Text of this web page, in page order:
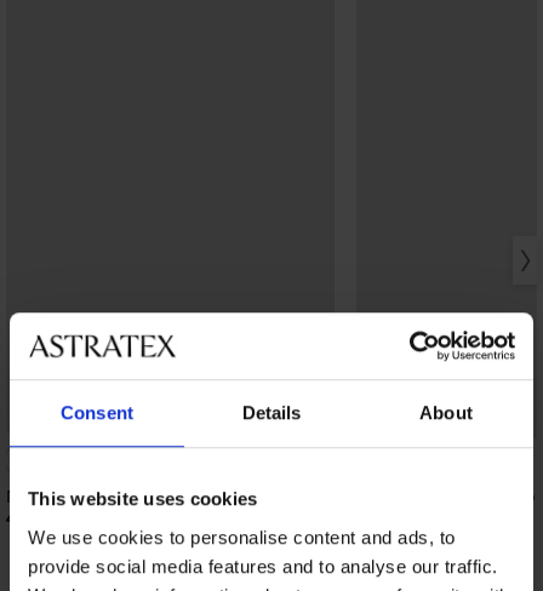
Consent Details About
This website uses cookies
We use cookies to personalise content and ads, to
provide social media features and to analyse our traffic.
Νυχτικό Tora κοντό
48,99 €
Νυχτικό Dakota κοντό